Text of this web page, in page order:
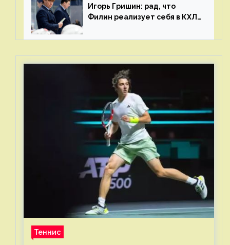
Игорь Гришин: рад, что
Филин реализует себя в КХЛ
стали загонять его в рамки
Теннис